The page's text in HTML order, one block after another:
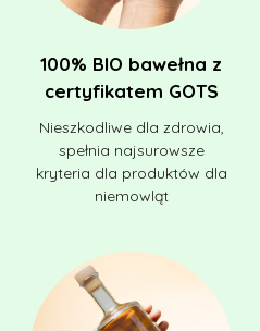
100% BIO bawełna z
certyfikatem GOTS
Nieszkodliwe dla zdrowia,
spełnia najsurowsze
kryteria dla produktów dla
niemowląt